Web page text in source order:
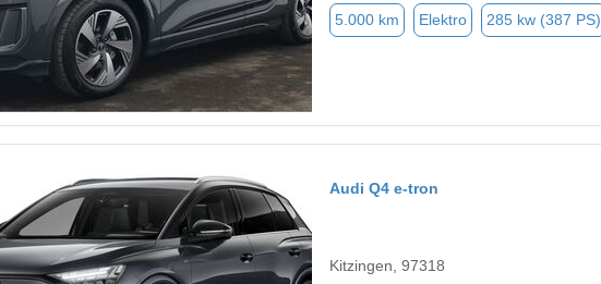
5.000 km Elektro 285 kw (387 PS)
Audi Q4 e-tron
Kitzingen, 97318